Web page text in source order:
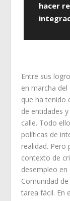
hacer
Entre sus
en marcha
que ha tenido
de entidades
calle. Todo
políticas de
realidad. Pero
contexto de
desempleo
Comunidad
tarea fácil. En